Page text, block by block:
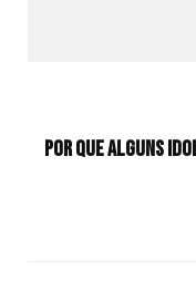
Por que alguns